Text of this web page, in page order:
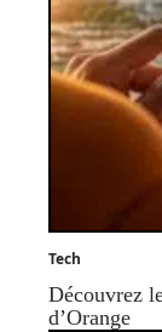
Tech
Découvrez
d’Orange